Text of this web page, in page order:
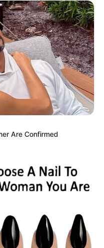
között
ugyanúgy
Are Confirmed